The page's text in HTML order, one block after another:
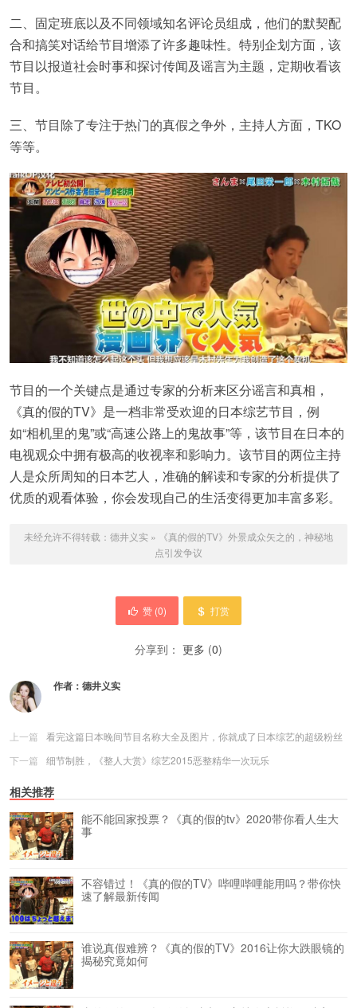
二、固定班底以及不同领域知名评论员组成，他们的默契配
合和搞笑对话给节目增添了许多趣味性。特别企划方面，该
节目以报道社会时事和探讨传闻及谣言为主题，定期收看该
节目。
三、节目除了专注于热门的真假之争外，主持人方面，TKO
等等。
节目的一个关键点是通过专家的分析来区分谣言和真相，
《真的假的TV》是一档非常受欢迎的日本综艺节目，例
如“相机里的鬼”或“高速公路上的鬼故事”等，该节目在日本的
电视观众中拥有极高的收视率和影响力。该节目的两位主持
人是众所周知的日本艺人，准确的解读和专家的分析提供了
优质的观看体验，你会发现自己的生活变得更加丰富多彩。
未经允许不得转载： 德井义实 »
《真的假的TV》外景成众矢之的，神秘地
点引发争议
赞 (0) 打赏
分享到： 更多 (0)
作者： 德井义实
上一篇
看完这篇日本晚间节目名称大全及图片，你就成了日本综艺的超级粉丝
下一篇
细节制胜，《整人大赏》综艺2015恶整精华一次玩乐
相关推荐
能不能回家投票？《真的假的tv》2020带你看人生大
事
不容错过！《真的假的TV》哔哩哔哩能用吗？带你快
速了解最新传闻
谁说真假难辨？《真的假的TV》2016让你大跌眼镜的
揭秘究竟如何